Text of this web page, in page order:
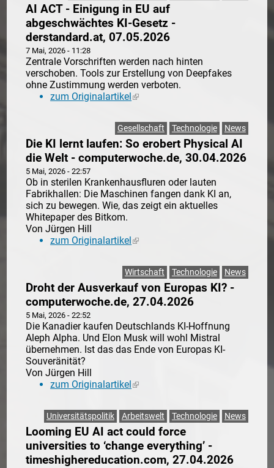
AI ACT - Einigung in EU auf
abgeschwächtes KI-Gesetz -
derstandard.at, 07.05.2026
7 Mai, 2026 - 11:28
Zentrale Vorschriften werden nach hinten
verschoben. Tools zur Erstellung von Deepfakes
ohne Zustimmung werden verboten.
zum Originalartikel(link is external)
Gesellschaft Technologie News
Die KI lernt laufen: So erobert Physical AI
die Welt - computerwoche.de, 30.04.2026
5 Mai, 2026 - 22:57
Ob in sterilen Krankenhausfluren oder lauten
Fabrikhallen: Die Maschinen fangen dank KI an,
sich zu bewegen. Wie, das zeigt ein aktuelles
Whitepaper des Bitkom.
Von Jürgen Hill
zum Originalartikel(link is external)
Wirtschaft Technologie News
Droht der Ausverkauf von Europas KI? -
computerwoche.de, 27.04.2026
5 Mai, 2026 - 22:52
Die Kanadier kaufen Deutschlands KI-Hoffnung
Aleph Alpha. Und Elon Musk will wohl Mistral
übernehmen. Ist das das Ende von Europas KI-
Souveränität?
Von Jürgen Hill
zum Originalartikel(link is external)
Universitätspolitik Arbeitswelt Technologie News
Looming EU AI act could force
universities to ‘change everything’ -
timeshighereducation.com, 27.04.2026